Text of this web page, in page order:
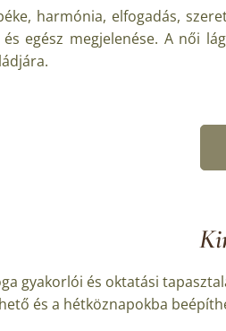
harmónia, elfogadás,
egész megjelenése. A női
gyakorlói és oktatási
és a hétköznapokba